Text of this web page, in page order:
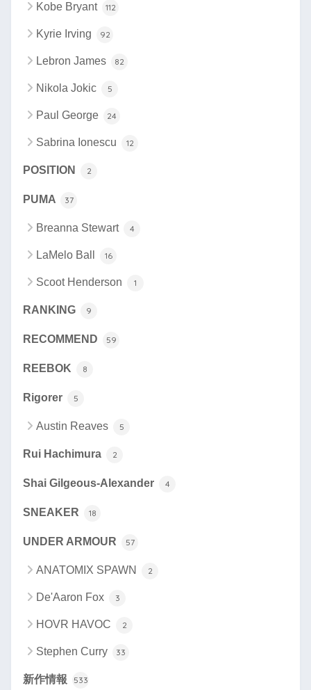
Kobe Bryant 112
Kyrie Irving 92
Lebron James 82
Nikola Jokic 5
Paul George 24
Sabrina Ionescu 12
POSITION 2
PUMA 37
Breanna Stewart 4
LaMelo Ball 16
Scoot Henderson 1
RANKING 9
RECOMMEND 59
REEBOK 8
Rigorer 5
Austin Reaves 5
Rui Hachimura 2
Shai Gilgeous-Alexander 4
SNEAKER 18
UNDER ARMOUR 57
ANATOMIX SPAWN 2
De'Aaron Fox 3
HOVR HAVOC 2
Stephen Curry 33
新作情報 533